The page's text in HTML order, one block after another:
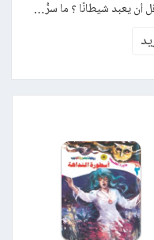
أن يعبد شيطانًا ؟ ما سرُّ…